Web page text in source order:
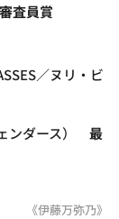
審査員賞
／ヌリ・ビ
ダース）
最
《伊藤万弥乃》